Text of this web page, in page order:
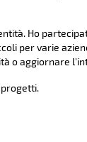
Ho
per varie
o aggiornare